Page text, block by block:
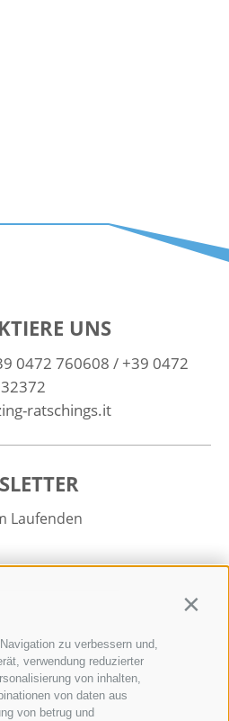
zu verbessern und,
verwendung reduzierter
von inhalten,
von daten aus
von betrug und
UNS
0472 760608 / +39 0472
ratschings.it
Laufenden
Anmelden